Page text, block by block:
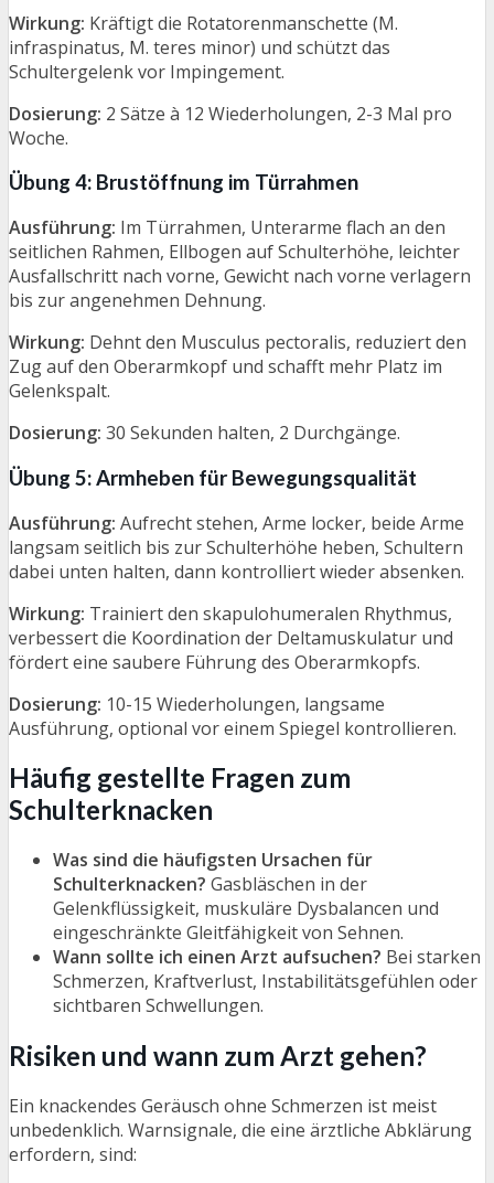
Wirkung: Kräftigt die Rotatorenmanschette (M.
infraspinatus, M. teres minor) und schützt das
Schultergelenk vor Impingement.
Dosierung: 2 Sätze à 12 Wiederholungen, 2-3 Mal pro
Woche.
Übung 4: Brustöffnung im Türrahmen
Ausführung: Im Türrahmen, Unterarme flach an den
seitlichen Rahmen, Ellbogen auf Schulterhöhe, leichter
Ausfallschritt nach vorne, Gewicht nach vorne verlagern
bis zur angenehmen Dehnung.
Wirkung: Dehnt den Musculus pectoralis, reduziert den
Zug auf den Oberarmkopf und schafft mehr Platz im
Gelenkspalt.
Dosierung: 30 Sekunden halten, 2 Durchgänge.
Übung 5: Armheben für Bewegungsqualität
Ausführung: Aufrecht stehen, Arme locker, beide Arme
langsam seitlich bis zur Schulterhöhe heben, Schultern
dabei unten halten, dann kontrolliert wieder absenken.
Wirkung: Trainiert den skapulohumeralen Rhythmus,
verbessert die Koordination der Deltamuskulatur und
fördert eine saubere Führung des Oberarmkopfs.
Dosierung: 10-15 Wiederholungen, langsame
Ausführung, optional vor einem Spiegel kontrollieren.
Häufig gestellte Fragen zum
Schulterknacken
Was sind die häufigsten Ursachen für
Schulterknacken? Gasbläschen in der
Gelenkflüssigkeit, muskuläre Dysbalancen und
eingeschränkte Gleitfähigkeit von Sehnen.
Wann sollte ich einen Arzt aufsuchen? Bei starken
Schmerzen, Kraftverlust, Instabilitätsgefühlen oder
sichtbaren Schwellungen.
Risiken und wann zum Arzt gehen?
Ein knackendes Geräusch ohne Schmerzen ist meist
unbedenklich. Warnsignale, die eine ärztliche Abklärung
erfordern, sind: